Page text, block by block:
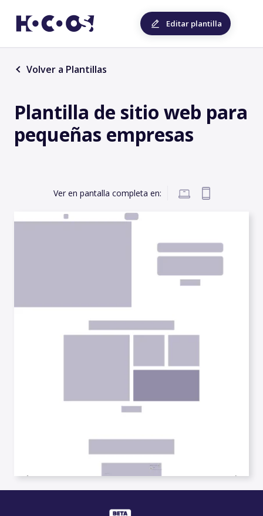
Editar plantilla
Volver a Plantillas
Plantilla de sitio web para
pequeñas empresas
Ver en pantalla completa en: